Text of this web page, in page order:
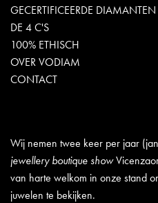
GECERTIFICEERDE DIAMANTEN
DE 4 C'S
100% ETHISCH
OVER VODIAM
CONTACT
Wij nemen twee keer per jaar
jewellery boutique show
van harte welkom in onze stand
juwelen te bekijken.